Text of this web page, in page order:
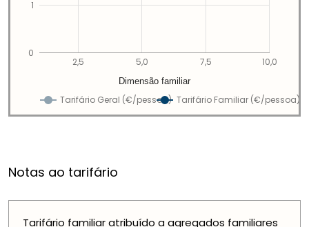
Tarifário Geral (€/pessoa) Tarifário Familiar (€/pessoa)
2,5 5,0 7,5 10,0
0
1
Dimensão familiar
Notas ao tarifário
Tarifário familiar atribuído a agregados familiares